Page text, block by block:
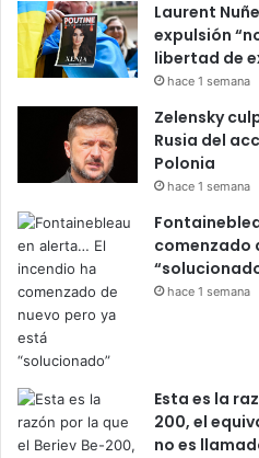
Laurent
expulsión
libertad de
hace 1 semana
Zelensky
Rusia del
Polonia
hace 1 semana
comenzado
hace 1 semana
Esta es la
200, el
no es